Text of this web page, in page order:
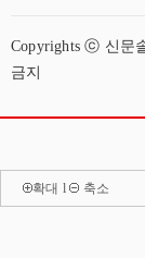
Copyrights ⓒ 신문
금지
확대 l 축소